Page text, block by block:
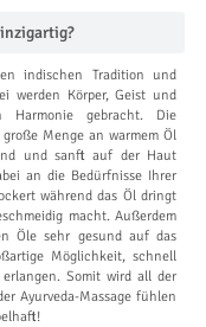
indischen Tradition und
werden Körper, Geist und
Harmonie gebracht. Die
Menge an warmem Öl
und sanft auf der Haut
an die Bedürfnisse Ihrer
während das Öl dringt
macht. Außerdem
Öle sehr gesund auf das
Möglichkeit, schnell
Somit wird all der
Ayurveda-Massage fühlen